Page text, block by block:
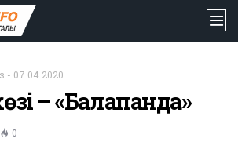
- 07.04.2020
– «Балапанда»
0